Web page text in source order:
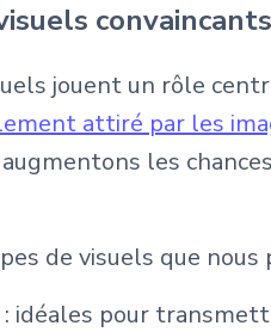
convaincants
jouent un rôle
attiré par les
les
de visuels que
idéales pour